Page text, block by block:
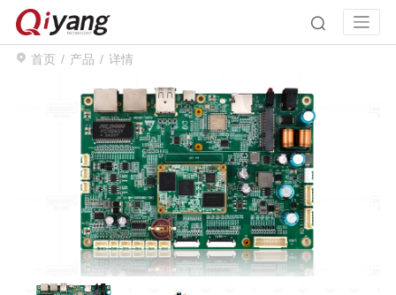
首页 产品 详情